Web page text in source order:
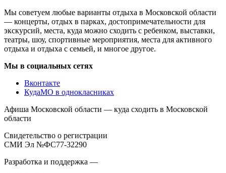
Мы советуем любые варианты отдыха в Московской области
— концерты, отдых в парках, достопримечательности для
экскурсий, места, куда можно сходить с ребенком, выставки,
театры, шоу, спортивные мероприятия, места для активного
отдыха и отдыха с семьей, и многое другое.
Мы в социальных сетях
Вконтакте
КудаМО в однокласниках
Афиша Московской области — куда сходить в Московской
области
Свидетельство о регистрации
СМИ Эл №ФС77-32290
Разработка и поддержка —